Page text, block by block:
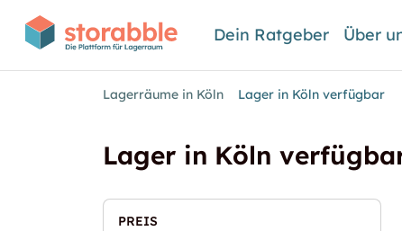
Dein Ratgeber Über
Lagerräume in Köln Lager in Köln verfügbar
Lager in Köln
PREIS